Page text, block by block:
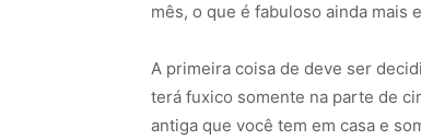
mês, o que é fabuloso ainda mais
A primeira coisa de deve ser
terá fuxico somente na parte de
antiga que você tem em casa e